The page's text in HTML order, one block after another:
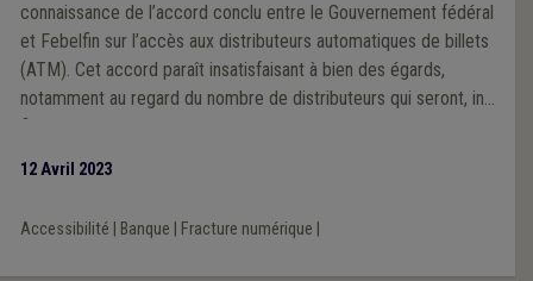
connaissance de l’accord conclu entre le Gouvernement fédéral
et Febelfin sur l’accès aux distributeurs automatiques de billets
(ATM). Cet accord paraît insatisfaisant à bien des égards,
notamment au regard du nombre de distributeurs qui seront, in
fine, disponibles sur le territoire.
12 Avril 2023
Accessibilité Banque Fracture numérique